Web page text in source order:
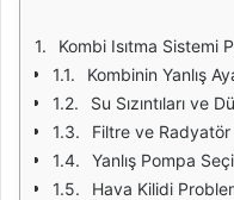
Kombi Isıtma Sistemi
Kombinin Yanlış
Su Sızıntıları ve
Filtre ve Radyatör
Yanlış Pompa
Hava Kilidi